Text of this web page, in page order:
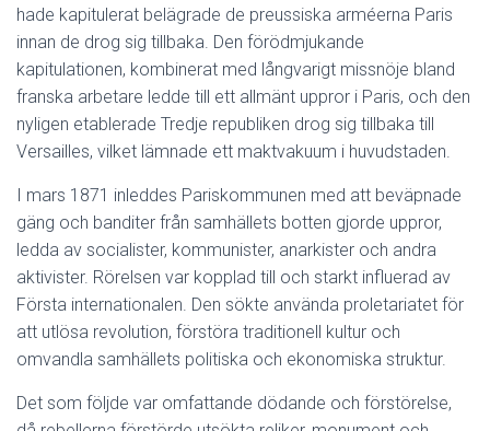
hade kapitulerat belägrade de preussiska arméerna Paris
innan de drog sig tillbaka. Den förödmjukande
kapitulationen, kombinerat med långvarigt missnöje bland
franska arbetare ledde till ett allmänt uppror i Paris, och den
nyligen etablerade Tredje republiken drog sig tillbaka till
Versailles, vilket lämnade ett maktvakuum i huvudstaden.
I mars 1871 inleddes Pariskommunen med att beväpnade
gäng och banditer från samhällets botten gjorde uppror,
ledda av socialister, kommunister, anarkister och andra
aktivister. Rörelsen var kopplad till och starkt influerad av
Första internationalen. Den sökte använda proletariatet för
att utlösa revolution, förstöra traditionell kultur och
omvandla samhällets politiska och ekonomiska struktur.
Det som följde var omfattande dödande och förstörelse,